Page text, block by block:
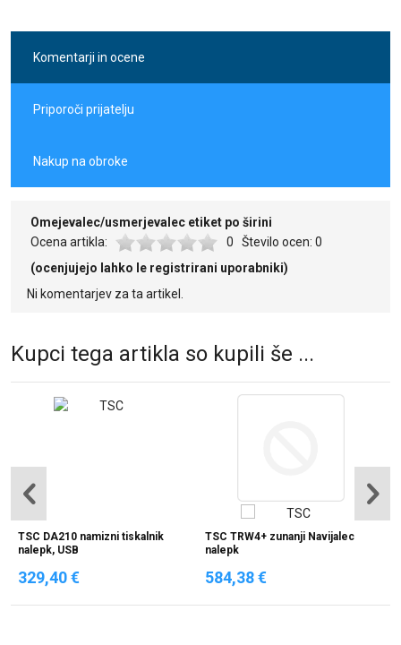
Komentarji in ocene
Priporoči prijatelju
Nakup na obroke
Omejevalec/usmerjevalec etiket po širini
Ocena artikla:
0 Število ocen: 0
(ocenjujejo lahko le registrirani uporabniki)
Ni komentarjev za ta artikel.
Kupci tega artikla so kupili še ...
TSC DA210 namizni tiskalnik
nalepk, USB
329,40 €
TSC TRW4+ zunanji Navijalec
nalepk
584,38 €